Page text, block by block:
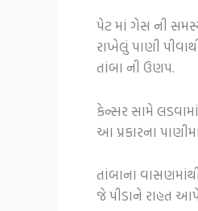
પેટ માં ગેસ ની
રાખેલું પાણી
તાંબા ની ઉણપ.
કેન્સર સામે
આ પ્રકારના
તાંબાના
જે પીડાને રાહત